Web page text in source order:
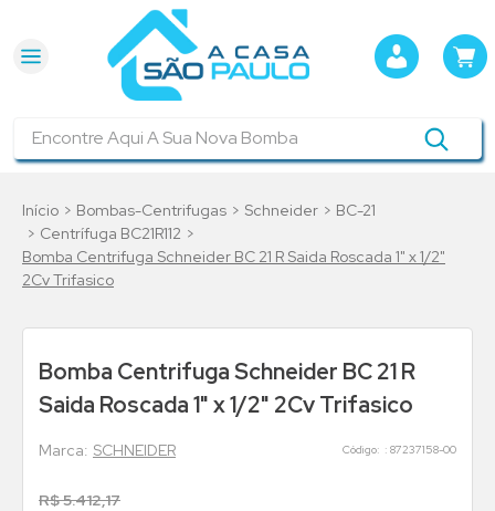
Bombas-Centrifugas Schneider
BC-21
Centrífuga BC21R112
Bomba Centrifuga Schneider BC 21 R Saida Roscada 1" x 1/2"
2Cv Trifasico
Bomba Centrifuga Schneider BC 21 R
Saida Roscada 1" x 1/2" 2Cv Trifasico
SCHNEIDER : 87237158-00
R$5.412,17